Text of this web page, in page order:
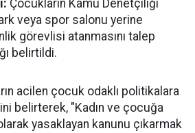
Çocukların Kamu Denetçiliği
veya spor salonu yerine
görevlisi atanmasını talep
belirtildi.
acilen çocuk odaklı politikalara
belirterek, "Kadın ve çocuğa
yasaklayan kanunu çıkarmak